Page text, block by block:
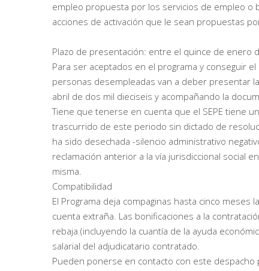
empleo propuesta por los servicios de empleo o
acciones de activación que le sean propuestas
Plazo de presentación: entre el quince de enero
Para ser aceptados en el programa y conseguir
personas desempleadas van a deber presentar
abril de dos mil dieciseis y acompañando la
Tiene que tenerse en cuenta que el SEPE tiene
trascurrido de este periodo sin dictado de
ha sido desechada -silencio administrativo
reclamación anterior a la vía jurisdiccional social
misma.
Compatibilidad
El Programa deja compaginas hasta cinco
cuenta extraña. Las bonificaciones a la
rebaja (incluyendo la cuantía de la ayuda
salarial del adjudicatario contratado.
Pueden ponerse en contacto con este